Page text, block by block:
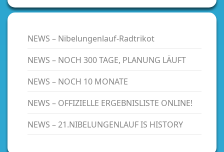
NEWS – Nibelungenlauf-Radtrikot
NEWS – NOCH 300 TAGE, PLANUNG LÄUFT
NEWS – NOCH 10 MONATE
NEWS – OFFIZIELLE ERGEBNISLISTE ONLINE!
NEWS – 21.NIBELUNGENLAUF IS HISTORY